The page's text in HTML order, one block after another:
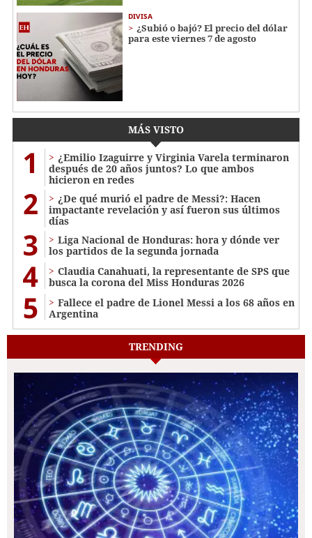
DIVISA
¿Subió o bajó? El precio del dólar
para este viernes 7 de agosto
MÁS VISTO
1
¿Emilio Izaguirre y Virginia Varela terminaron
después de 20 años juntos? Lo que ambos
hicieron en redes
2
¿De qué murió el padre de Messi?: Hacen
impactante revelación y así fueron sus últimos
días
3
Liga Nacional de Honduras: hora y dónde ver
los partidos de la segunda jornada
4
Claudia Canahuati, la representante de SPS que
busca la corona del Miss Honduras 2026
5
Fallece el padre de Lionel Messi a los 68 años en
Argentina
TRENDING